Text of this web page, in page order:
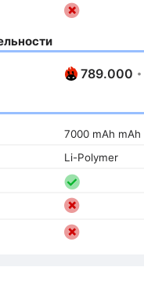
789.000 •
7000 mAh mAh
Li-Polymer